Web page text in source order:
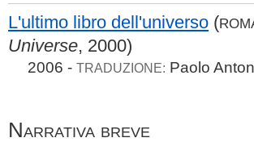
L'ultimo libro dell'universo (
Universe, 2000)
2006 - TRADUZIONE: Paolo
Narrativa breve